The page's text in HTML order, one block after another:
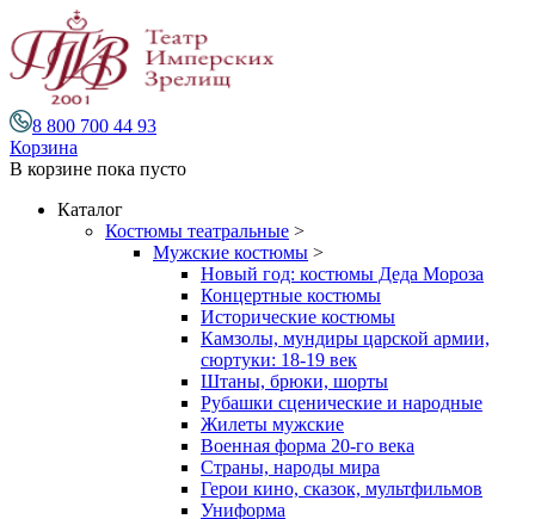
8 800 700 44 93
Корзина
В корзине пока пусто
Каталог
Костюмы театральные >
Мужские костюмы >
Новый год: костюмы Деда Мороза
Концертные костюмы
Исторические костюмы
Камзолы, мундиры царской армии,
сюртуки: 18-19 век
Штаны, брюки, шорты
Рубашки сценические и народные
Жилеты мужские
Военная форма 20-го века
Страны, народы мира
Герои кино, сказок, мультфильмов
Униформа